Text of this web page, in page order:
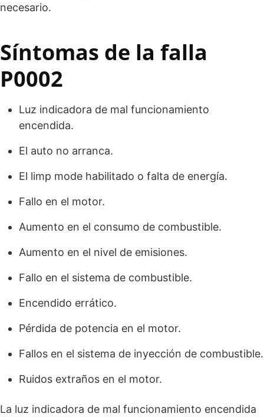
necesario.
Síntomas de la falla
P0002
Luz indicadora de mal funcionamiento
encendida.
El auto no arranca.
El limp mode habilitado o falta de energía.
Fallo en el motor.
Aumento en el consumo de combustible.
Aumento en el nivel de emisiones.
Fallo en el sistema de combustible.
Encendido errático.
Pérdida de potencia en el motor.
Fallos en el sistema de inyección de combustible.
Ruidos extraños en el motor.
La luz indicadora de mal funcionamiento encendida